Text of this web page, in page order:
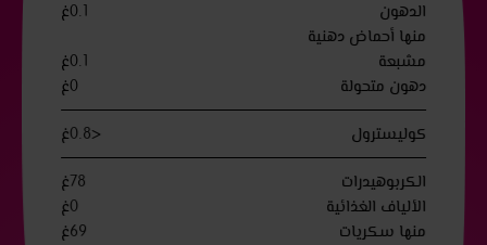
الدهون
0.1غ
منها أحماض دهنية
مشبعة
0.1غ
دهون متحولة
0غ
كوليسترول <0.8غ
الكربوهيدرات
78غ
الألياف الغذائية
0غ
منها سكريات
69غ